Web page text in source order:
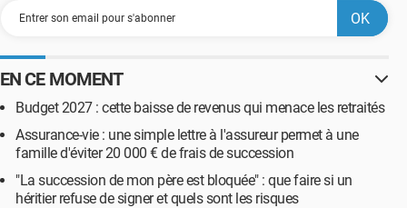
EN CE MOMENT
Budget 2027 : cette baisse de revenus qui menace les retraités
Assurance-vie : une simple lettre à l'assureur permet à une
famille d'éviter 20 000 € de frais de succession
"La succession de mon père est bloquée" : que faire si un
héritier refuse de signer et quels sont les risques